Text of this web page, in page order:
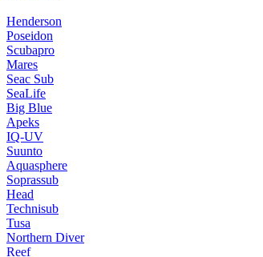
Henderson
Poseidon
Scubapro
Mares
Seac Sub
SeaLife
Big Blue
Apeks
IQ-UV
Suunto
Aquasphere
Soprassub
Head
Technisub
Tusa
Northern Diver
Reef